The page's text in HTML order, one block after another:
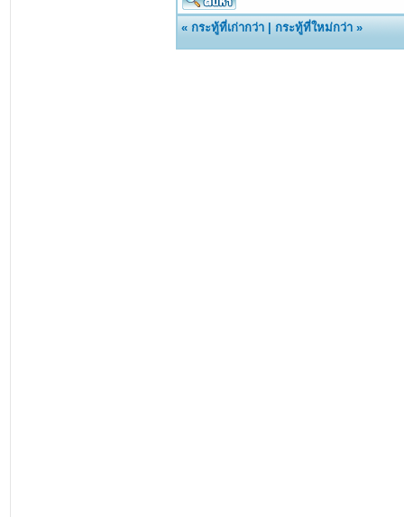
«กระทู้ที่เก่ากว่า |กระทู้ที่ใหม่กว่า »